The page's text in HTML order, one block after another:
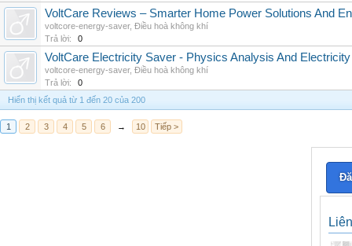
VoltCare Reviews – Smarter Home Power Solutions And
voltcore-energy-saver, Điều hoà không khí
Trả lời:
0
VoltCare Electricity Saver - Physics Analysis And
voltcore-energy-saver, Điều hoà không khí
Trả lời:
0
Hiển thị kết quả từ 1 đến 20 của 200
1 2 3 4 5 6 → 10 Tiếp >